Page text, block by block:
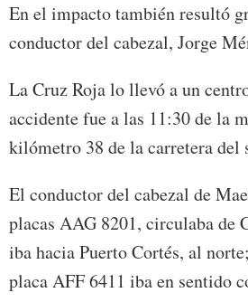
En el impacto también resultó
conductor del cabezal, Jorge
La Cruz Roja lo llevó a un
accidente fue a las 11:30 de la
kilómetro 38 de la carretera del
El conductor del cabezal de
placas AAG 8201, circulaba de
iba hacia Puerto Cortés, al
placa AFF 6411 iba en sentido